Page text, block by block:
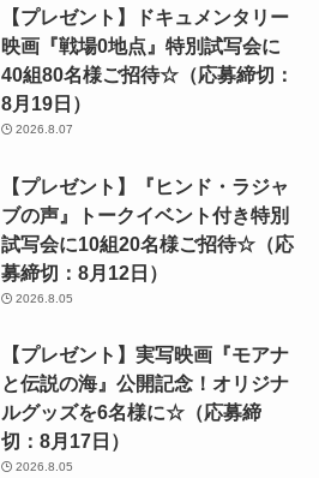
【プレゼント】ドキュメンタリー
映画『戦場0地点』特別試写会に
40組80名様ご招待☆（応募締切：
8月19日）
2026.8.07
【プレゼント】『ヒンド・ラジャ
ブの声』トークイベント付き特別
試写会に10組20名様ご招待☆（応
募締切：8月12日）
2026.8.05
【プレゼント】実写映画『モアナ
と伝説の海』公開記念！オリジナ
ルグッズを6名様に☆（応募締
切：8月17日）
2026.8.05